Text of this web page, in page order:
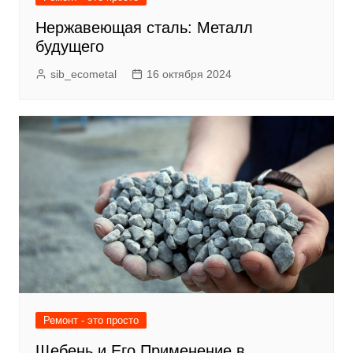
Нержавеющая сталь: Металл
будущего
sib_ecometal 16 октября 2024
Ремонт - это просто